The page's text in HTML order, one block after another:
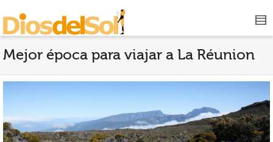
Mejor época para viajar a La Réunion